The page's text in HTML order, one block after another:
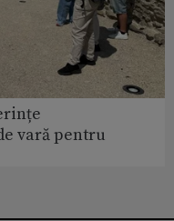
vară pentru